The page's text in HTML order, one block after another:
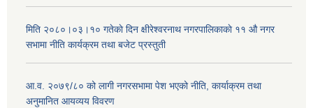
मिति २०८०।०३।१० गतेकाे दिन क्षीरेश्वरनाथ नगरपालिकाकाे ११ ‍औ नगर
सभामा नीति कार्यक्रम तथा बजेट प्रस्तुती
आ.व. २०७९/८० को लागी नगरसभामा पेश भएको नीति, कार्याक्रम तथा
अनुमानित आयव्यय विवरण